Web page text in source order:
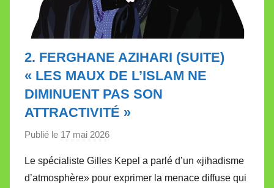
2. FERGHANE AZIHARI (SUITE)
« LES MAUX DE L’ISLAM NE
DIMINUENT PAS SON
ATTRACTIVITÉ »
Publié le 17 mai 2026
r
M
Le spécialiste Gilles Kepel a parlé d’un «jihadisme
d’atmosphère» pour exprimer la menace diffuse qui